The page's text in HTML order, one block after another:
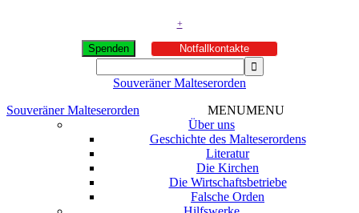
+
Spenden Notfallkontakte
Souveräner Malteserorden
Souveräner Malteserorden
MENUMENU
Über uns
Geschichte des Malteserordens
Literatur
Die Kirchen
Die Wirtschaftsbetriebe
Falsche Orden